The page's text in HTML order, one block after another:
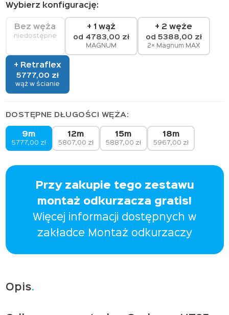
+
MAXFLOW
Wybierz konfigurację:
Bez węża
niedostępne
+ 1 wąż
od 4783,00 zł
MAGNUM
+ 2 węże
od 5388,00 zł
2× Magnum MAX
+ Retraflex
5777,00 zł
wąż w ścianie
DOSTĘPNE DŁUGOŚCI WĘŻA:
9m
5777,00 zł
12m
5807,00 zł
15m
5887,00 zł
18m
5967,00 zł
Przy zakupie tego zestawu
montaż odkurzacza gratis!
Więcej informacji dostępnych w
zakładce Montaż odkurzaczy
Opis